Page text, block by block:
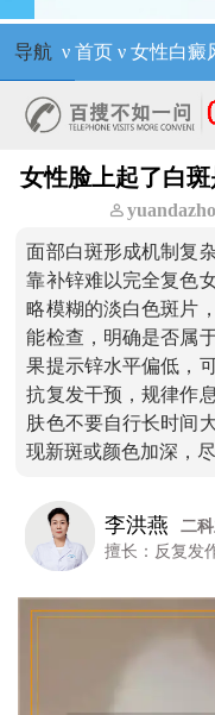
导航 ν 首页ν 女性白癜
女性脸上起了白
面部白斑形成机制复
靠补锌难以完全复色
略模糊的淡白色斑片
能检查，明确是否属
果提示锌水平偏低，
抗复发干预，规律作
肤色不要自行长时间
现新斑或颜色加深，
李洪燕
二科
擅长：反复发